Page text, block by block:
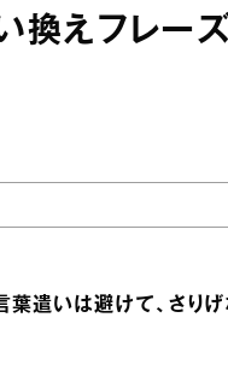
換えフレー
遣いは避けて、さり